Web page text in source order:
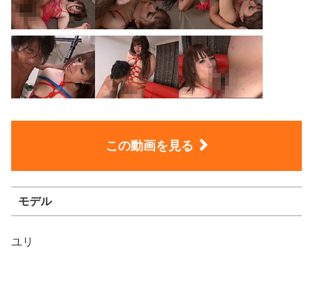
この動画を見る
モデル
ユリ